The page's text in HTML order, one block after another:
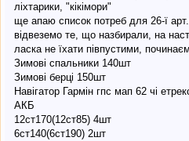
ліхтарики, "кікімори"
ще апаю список потреб для 26-ї
відвеземо те, що назбирали, на
ласка не їхати півпустими,
Зимові спальники 140шт
Зимові берці 150шт
Навігатор Гармін гпс мап 62 чі
АКБ
12ст170(12ст85) 4шт
6ст140(6ст190) 2шт